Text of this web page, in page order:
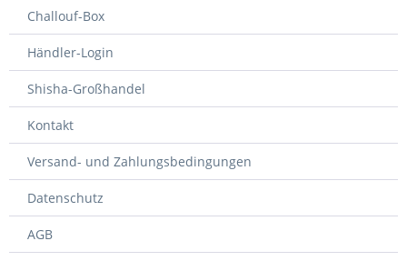
Challouf-Box
Händler-Login
Shisha-Großhandel
Kontakt
Versand- und Zahlungsbedingungen
Datenschutz
AGB